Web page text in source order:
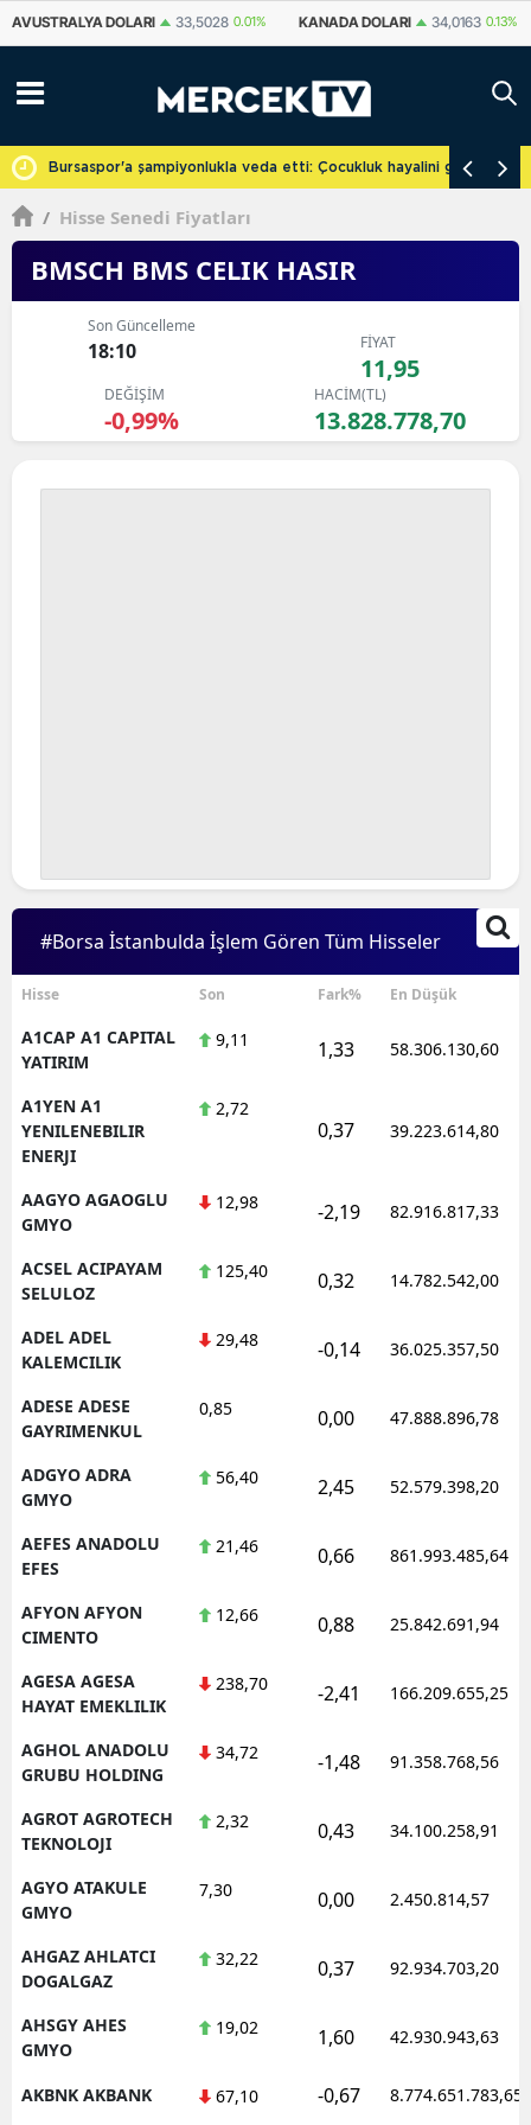
KANADA DOLARI 34,0163 0.13% İSVIÇRE FRANKI 58,6809 0.14%
Bursaspor'a şampiyonlukla veda etti: Çocukluk hayalini
/ Hisse Senedi Fiyatları
BMSCH BMS CELIK HASIR
Son Güncelleme
18:10 FİYAT
11,95
DEĞİŞİM
-0,99%
HACİM(TL)
13.828.778,70
#Borsa İstanbulda İşlem Gören Tüm Hisseler
Hisse Son Fark% En Düşük
A1CAP A1 CAPITAL
YATIRIM
9,11 1,33 58.306.130,60
A1YEN A1
YENILENEBILIR
ENERJI
2,72
0,37 39.223.614,80
AAGYO AGAOGLU
GMYO
12,98 -2,19 82.916.817,33
ACSEL ACIPAYAM
SELULOZ
125,40 0,32 14.782.542,00
ADEL ADEL
KALEMCILIK
29,48 -0,14 36.025.357,50
ADESE ADESE
GAYRIMENKUL
0,85 0,00 47.888.896,78
ADGYO ADRA
GMYO
56,40 2,45 52.579.398,20
AEFES ANADOLU
EFES
21,46 0,66 861.993.485,64
AFYON AFYON
CIMENTO
12,66 0,88 25.842.691,94
AGESA AGESA
HAYAT EMEKLILIK
238,70 -2,41 166.209.655,25
AGHOL ANADOLU
GRUBU HOLDING
34,72 -1,48 91.358.768,56
AGROT AGROTECH
TEKNOLOJI
2,32 0,43 34.100.258,91
AGYO ATAKULE
GMYO
7,30 0,00 2.450.814,57
AHGAZ AHLATCI
DOGALGAZ
32,22 0,37 92.934.703,20
AHSGY AHES
GMYO
19,02 1,60 42.930.943,63
AKBNK AKBANK 67,10 -0,67 8.774.651.783,65